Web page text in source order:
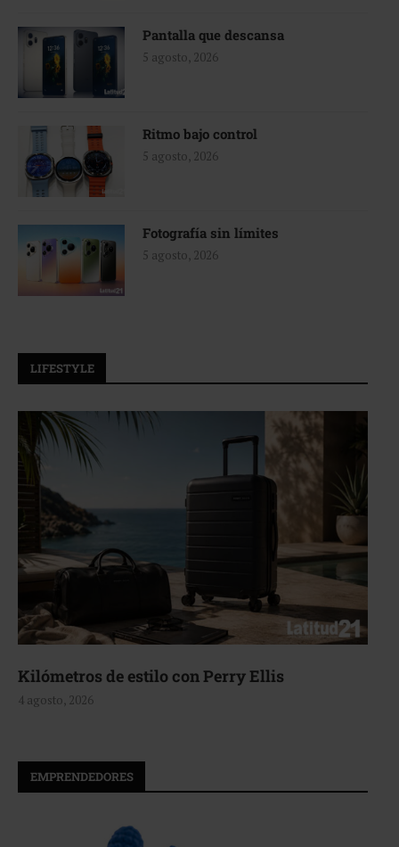
Pantalla que descansa
5 agosto, 2026
Ritmo bajo control
5 agosto, 2026
Fotografía sin límites
5 agosto, 2026
LIFESTYLE
Kilómetros de estilo con Perry Ellis
4 agosto, 2026
EMPRENDEDORES